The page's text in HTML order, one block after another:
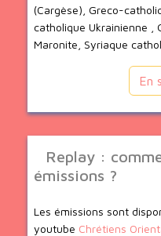
(Cargèse), Greco-
catholique Ukrainienne ,
Maronite, Syriaque
En
Replay :
émissions ?
Les émissions sont
youtube Chrétiens